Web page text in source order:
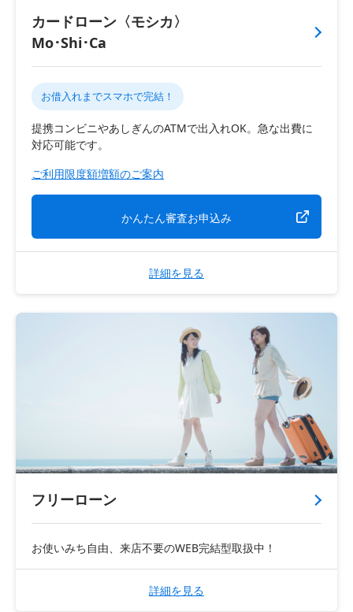
カードローン〈モシカ〉
Mo･Shi･Ca
お借入れまでスマホで完結！
提携コンビニやあしぎんのATMで出入れOK。急な出費に
対応可能です。
ご利用限度額増額のご案内
かんたん審査お申込み
詳細を見る
フリーローン
お使いみち自由、来店不要のWEB完結型取扱中！
詳細を見る